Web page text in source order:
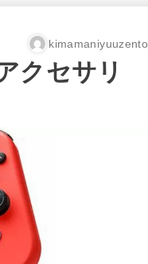
kimamaniyuuzento
クセサリ